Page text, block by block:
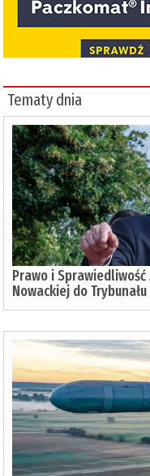
Tematy dnia
Prawo i
Nowackiej do